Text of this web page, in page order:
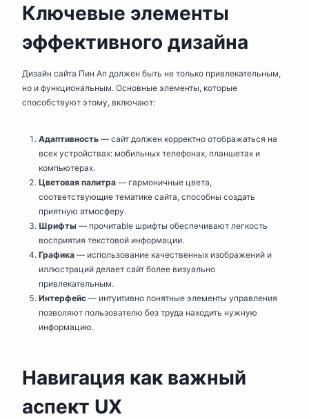
Ключевые элементы
эффективного дизайна
Дизайн сайта Пин Ап должен быть не только привлекательным,
но и функциональным. Основные элементы, которые
способствуют этому, включают:
Адаптивность — сайт должен корректно отображаться на
всех устройствах: мобильных телефонах, планшетах и
компьютерах.
Цветовая палитра — гармоничные цвета,
соответствующие тематике сайта, способны создать
приятную атмосферу.
Шрифты — прочитable шрифты обеспечивают легкость
восприятия текстовой информации.
Графика — использование качественных изображений и
иллюстраций делает сайт более визуально
привлекательным.
Интерфейс — интуитивно понятные элементы управления
позволяют пользователю без труда находить нужную
информацию.
Навигация как важный
аспект UX